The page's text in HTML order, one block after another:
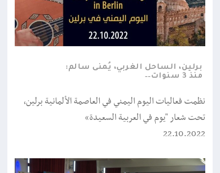
برلين، الساحل الغربي، يُمنى سالم:
منذ 3 سنوات
نظمت فعاليات اليوم اليمني في العاصمة الألمانية برلين،
تحت شعار "يوم في العربية السعيدة“
22.10.2022